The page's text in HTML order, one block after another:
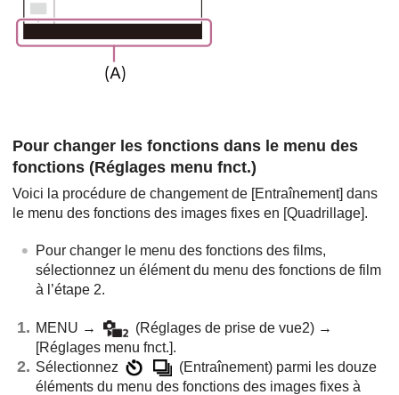
Pour changer les fonctions dans le menu des
fonctions (Réglages menu fnct.)
Voici la procédure de changement de [Entraînement] dans
le menu des fonctions des images fixes en [Quadrillage].
Pour changer le menu des fonctions des films,
sélectionnez un élément du menu des fonctions de film
à l’étape 2.
MENU → (Réglages de prise de vue2) →
[Réglages menu fnct.].
Sélectionnez
(Entraînement) parmi les douze
éléments du menu des fonctions des images fixes à